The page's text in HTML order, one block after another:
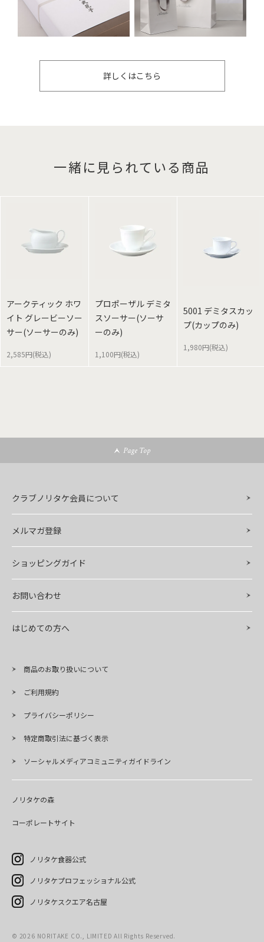
詳しくはこちら
一緒に見られている商品
アークティック ホワ
イト グレービーソー
サー(ソーサーのみ)
2,585円(税込)
プロポーザル デミタ
スソーサー(ソーサ
ーのみ)
1,100円(税込)
5001 デミタスカッ
プ(カップのみ)
1,980円(税込)
Page Top
クラブノリタケ会員について
メルマガ登録
ショッピングガイド
お問い合わせ
はじめての方へ
商品のお取り扱いについて
ご利用規約
プライバシーポリシー
特定商取引法に基づく表示
ソーシャルメディアコミュニティガイドライン
ノリタケの森
コーポレートサイト
ノリタケ食器公式
ノリタケプロフェッショナル公式
ノリタケスクエア名古屋
© 2026 NORITAKE CO., LIMITED All Rights Reserved.